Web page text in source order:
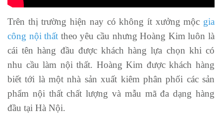
Trên thị trường hiện nay có không ít xưởng mộc gia
công nội thất theo yêu cầu nhưng Hoàng Kim luôn là
cái tên hàng đầu được khách hàng lựa chọn khi có
nhu cầu làm nội thất. Hoàng Kim được khách hàng
biết tới là một nhà sản xuất kiêm phân phối các sản
phẩm nội thất chất lượng và mẫu mã đa dạng hàng
đầu tại Hà Nội.